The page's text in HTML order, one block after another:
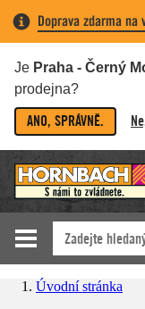
Doprava zdarma na
Je Praha - Černý
prodejna?
ANO, SPRÁVNĚ.
Úvodní stránka